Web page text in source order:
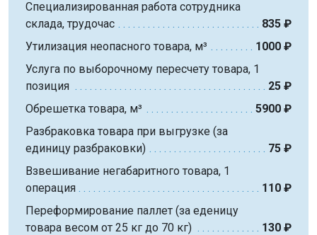
Специализированная работа сотрудника
склада, трудочас
835 ₽
Утилизация неопасного товара, м³
1000 ₽
Услуга по выборочному пересчету товара, 1
позиция
25 ₽
Обрешетка товара, м³
5900 ₽
Разбраковка товара при выгрузке (за
единицу разбраковки)
75 ₽
Взвешивание негабаритного товара, 1
операция
110 ₽
Переформирование паллет (за еденицу
товара весом от 25 кг до 70 кг)
130 ₽